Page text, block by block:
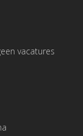
vacatures